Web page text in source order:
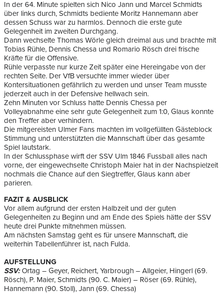
In der 64. Minute spielten sich Nico Jann und Marcel Schmidts
über links durch, Schmidts bediente Moritz Hannemann aber
dessen Schuss war zu harmlos. Dennoch die erste gute
Gelegenheit im zweiten Durchgang.
Dann wechselte Thomas Wörle gleich dreimal aus und brachte mit
Tobias Rühle, Dennis Chessa und Romario Rösch drei frische
Kräfte für die Offensive.
Rühle verpasste nur kurze Zeit später eine Hereingabe von der
rechten Seite. Der VfB versuchte immer wieder über
Kontersituationen gefährlich zu werden und unser Team musste
jederzeit auch in der Defensive hellwach sein.
Zehn Minuten vor Schluss hatte Dennis Chessa per
Volleyabnahme eine sehr gute Gelegenheit zum 1:0, Glaus konnte
den Treffer aber verhindern.
Die mitgereisten Ulmer Fans machten im vollgefüllten Gästeblock
Stimmung und unterstützten die Mannschaft über das gesamte
Spiel lautstark.
In der Schlussphase wirft der SSV Ulm 1846 Fussball alles nach
vorne, der eingewechselte Christoph Maier hat in der Nachspielzeit
nochmals die Chance auf den Siegtreffer, Glaus kann aber
parieren.
FAZIT & AUSBLICK
Vor allem aufgrund der ersten Halbzeit und der guten
Gelegenheiten zu Beginn und am Ende des Spiels hätte der SSV
heute drei Punkte mitnehmen müssen.
Am nächsten Samstag geht es für unsere Mannschaft, die
weiterhin Tabellenführer ist, nach Fulda.
AUFSTELLUNG
SSV:Ortag – Geyer, Reichert, Yarbrough – Allgeier, Hingerl (69.
Rösch), P. Maier, Schmidts (90. C. Maier) – Röser (69. Rühle),
Hannemann (90. Stoll), Jann (69. Chessa)